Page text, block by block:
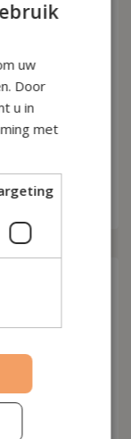
uw
Door
u in
met